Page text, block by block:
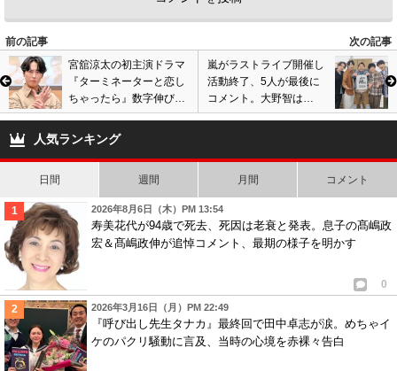
恋愛も仕事もまじめにやってりゃ今頃そのポジションに居れたのに
自分で手放したくせに嘆くなよ
2
6 匿名 ( 2026年6月2日 1:15 AM ) ID:MGZkNGY3Yz
不倫したからではなく、
川谷さんに対して送った
上から目線で 嘘つきで
本性がバレただけでは？
前の記事
次の記事
宮舘涼太の初主演ドラマ
『ターミネーターと恋し
ちゃったら』数字伸び悩
み…Snow Manのメンバ
ー格差が鮮明に?
嵐がラストライブ開催し
活動終了、5人が最後に
コメント。大野智は
STARTO社を退所、今後
人気ランキング
日間 週間 月間 コメント
2026年8月6日（木）PM 13:54
寿美花代が94歳で死去、死因は老衰と発表。息子の髙嶋政
宏＆髙嶋政伸が追悼コメント、最期の様子を明かす
0
2026年3月16日（月）PM 22:49
『呼び出し先生タナカ』最終回で田中卓志が涙。めちゃイ
ケのパクリ騒動に言及、当時の心境を赤裸々告白